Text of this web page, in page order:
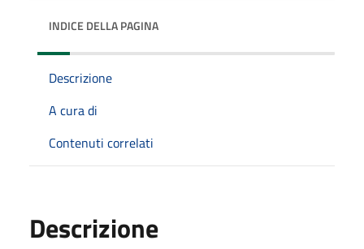
INDICE DELLA PAGINA
Descrizione
A cura di
Contenuti correlati
Descrizione